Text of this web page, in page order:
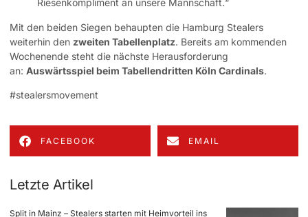
Riesenkompliment an unsere Mannschaft.“
Mit den beiden Siegen behaupten die Hamburg Stealers
weiterhin den zweiten Tabellenplatz. Bereits am kommenden
Wochenende steht die nächste Herausforderung
an: Auswärtsspiel beim Tabellendritten Köln Cardinals.
#stealersmovement
FACEBOOK EMAIL
Letzte Artikel
Split in Mainz – Stealers starten mit Heimvorteil ins